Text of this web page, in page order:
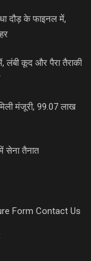
दौड़ के फाइनल में,
लंबी कूद और पैरा तैराकी
मंजूरी, 99.07 लाख
सेना तैनात
Form Contact Us